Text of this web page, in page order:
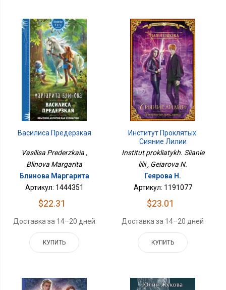
Василиса Предерзкая
Vasilisa Prederzkaia ,
Blinova Margarita
Блинова Маргарита
Артикул: 1444351
$22.31
Доставка за 14–20 дней
КУПИТЬ
Институт Проклятых.
Сияние Лилии
Institut prokliatykh. Siianie
lilii , Geiarova N.
Геярова Н.
Артикул: 1191077
$23.01
Доставка за 14–20 дней
КУПИТЬ